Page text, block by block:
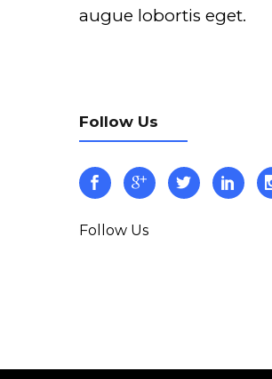
augue lobortis eget.
Follow Us
Follow Us